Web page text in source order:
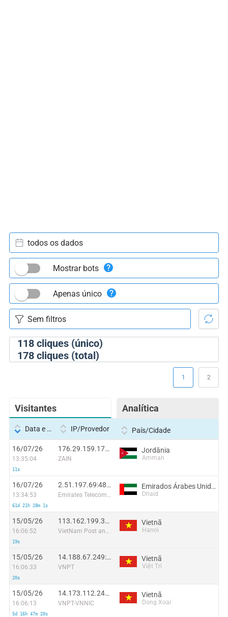
118cliques (único)
178cliques (total)
todos os dados
Mostrar bots
Apenas único
Visitantes Analítica
1 2
Data e hora IP/Provedor País/Cidade
16/07/26
13:35:04
11s
176.29.159.178:13903
ZAIN
Jordânia
Amman
16/07/26
13:34:53
61d 21h 28m 1s
2.51.197.69:48280
Emirates Telecommunications Corporation
Emirados Árabes Unidos
Dhaid
15/05/26
16:06:52
19s
113.162.199.31:46658
VietNam Post and Telecom Corporation
Vietnã
Hanoi
15/05/26
16:06:33
20s
14.188.67.249:49132
VNPT
Vietnã
Việt Trì
15/05/26
16:06:13
5d 16h 47m 20s
14.173.112.242:39429
VNPT-VNNIC
Vietnã
Dong Xoai